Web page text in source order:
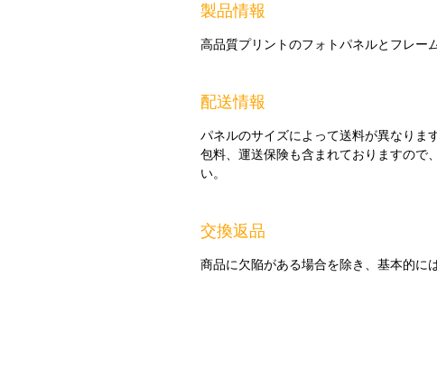
製品情報
高品質プリントのフォトパネルとフレーム
配送情報
パネルのサイズによって送料が異なりま
包料、運送保険も含まれておりますので
い。
交換返品
商品に欠陥がある場合を除き、基本的に